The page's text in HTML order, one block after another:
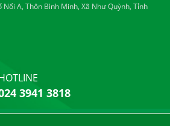
Nối A, Thôn Bình Minh, Xã Như Quỳnh, Tỉnh
3941 3818